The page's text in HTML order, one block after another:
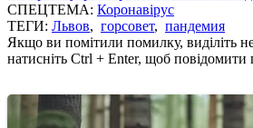
СПЕЦТЕМА: Коронавірус
ТЕГИ: Львов, горсовет, пандемия
Якщо ви помітили помилку, виділіть
натисніть Ctrl + Enter, щоб повідомити